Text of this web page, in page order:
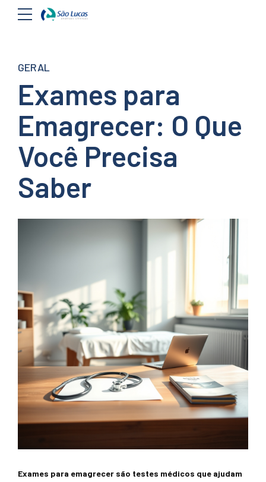
GERAL
Exames para
Emagrecer: O Que
Você Precisa
Saber
Exames para emagrecer são testes médicos que ajudam